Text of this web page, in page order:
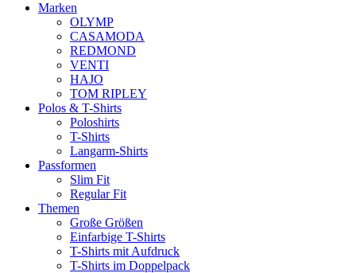
Marken
OLYMP
CASAMODA
REDMOND
VENTI
HAJO
TOM RIPLEY
Polos & T-Shirts
Poloshirts
T-Shirts
Langarm-Shirts
Passformen
Slim Fit
Regular Fit
Themen
Große Größen
Einfarbige T-Shirts
T-Shirts mit Aufdruck
T-Shirts im Doppelpack